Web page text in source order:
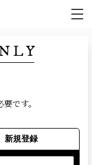
です。
新規登録